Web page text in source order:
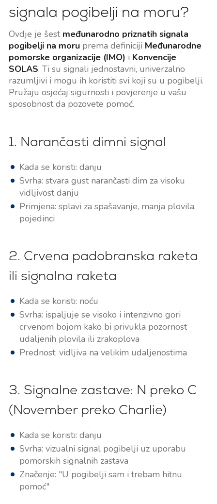
signala pogibelji na moru?
Ovdje je šest međunarodno priznatih signala
pogibelji na moruprema definiciji Međunarodne
pomorske organizacije (IMO) i Konvencije
SOLAS. Ti su signali jednostavni, univerzalno
razumljivi i mogu ih koristiti svi koji su u pogibelji.
Pružaju osjećaj sigurnosti i povjerenje u vašu
sposobnost da pozovete pomoć.
1. Narančasti dimni signal
Kada se koristi: danju
Svrha: stvara gust narančasti dim za visoku
vidljivost danju
Primjena: splavi za spašavanje, manja plovila,
pojedinci
2. Crvena padobranska raketa
ili signalna raketa
Kada se koristi: noću
Svrha: ispaljuje se visoko i intenzivno gori
crvenom bojom kako bi privukla pozornost
udaljenih plovila ili zrakoplova
Prednost: vidljiva na velikim udaljenostima
3. Signalne zastave: N preko C
(November preko Charlie)
Kada se koristi: danju
Svrha: vizualni signal pogibelji uz uporabu
pomorskih signalnih zastava
Značenje: "U pogibelji sam i trebam hitnu
pomoć"